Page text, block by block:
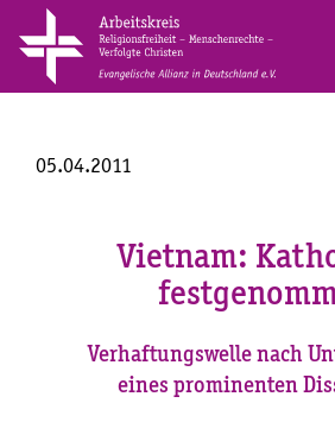
05.04.2011
Vietnam:
Verhaftungswelle nach
eines prominenten